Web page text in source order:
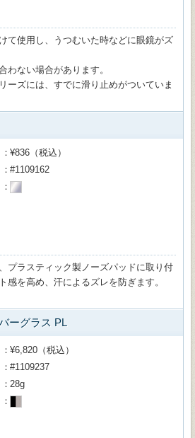
て使用し、うつむいた時などに眼鏡がズ
ない場合があります。
ーズには、すでに滑り止めがついていま
¥836（税込）
#1109162
プラスティック製ノーズパッドに取り付
感を高め、汗によるズレを防ぎます。
ーグラス PL
¥6,820（税込）
#1109237
28g